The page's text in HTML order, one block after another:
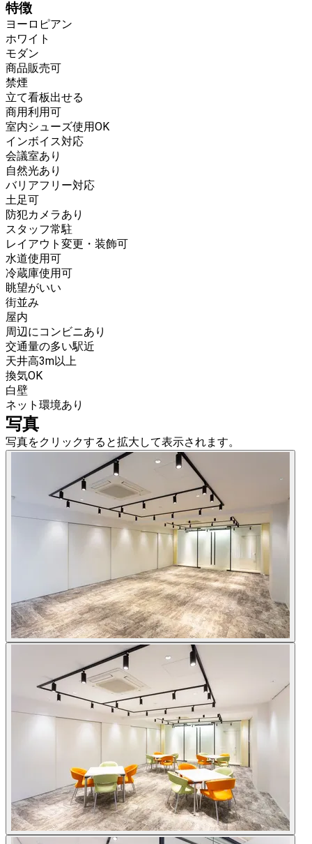
特徴
ヨーロピアン
ホワイト
モダン
商品販売可
禁煙
立て看板出せる
商用利用可
室内シューズ使用OK
インボイス対応
会議室あり
自然光あり
バリアフリー対応
土足可
防犯カメラあり
スタッフ常駐
レイアウト変更・装飾可
水道使用可
冷蔵庫使用可
眺望がいい
街並み
屋内
周辺にコンビニあり
交通量の多い駅近
天井高3m以上
換気OK
白壁
ネット環境あり
写真
写真をクリックすると拡大して表示されます。